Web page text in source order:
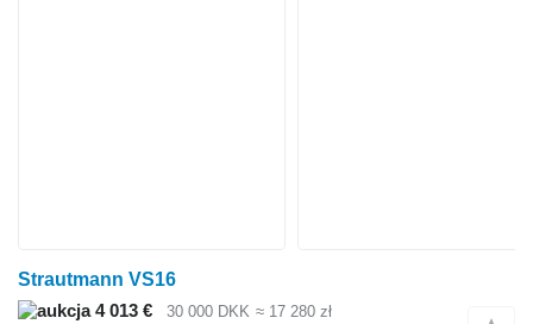
Strautmann VS16
4 013 €
30 000 DKK ≈ 17 280 zł